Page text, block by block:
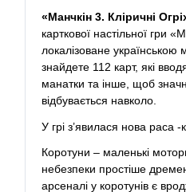
«Манчкін 3. Кліричні
карткової настільної гри
локалізоване українською
знайдете 112 карт, які
манатки та інше, щоб
відбувається навколо.
У грі з’явилася нова раса -
Коротуни – маленькі
небезпеки простіше
арсеналі у коротунів є